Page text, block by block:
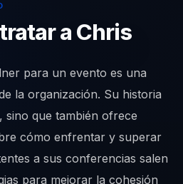
a Chris
para un evento es una
la organización. Su historia
sino que también ofrece
cómo enfrentar y superar
a sus conferencias salen
para mejorar la cohesión